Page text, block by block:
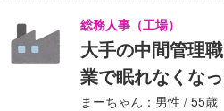
総務人事（工場）
大手の中間管理
業で眠れなくな
まーちゃん：男性 / 55歳